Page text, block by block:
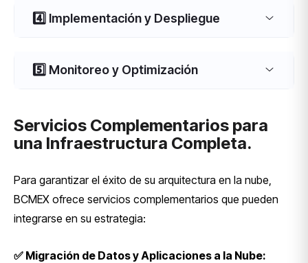
4️⃣ Implementación y Despliegue
5️⃣ Monitoreo y Optimización
Servicios Complementarios para
una Infraestructura Completa.
Para garantizar el éxito de su arquitectura en la nube,
BCMEX ofrece servicios complementarios que pueden
integrarse en su estrategia:
✅ Migración de Datos y Aplicaciones a la Nube: